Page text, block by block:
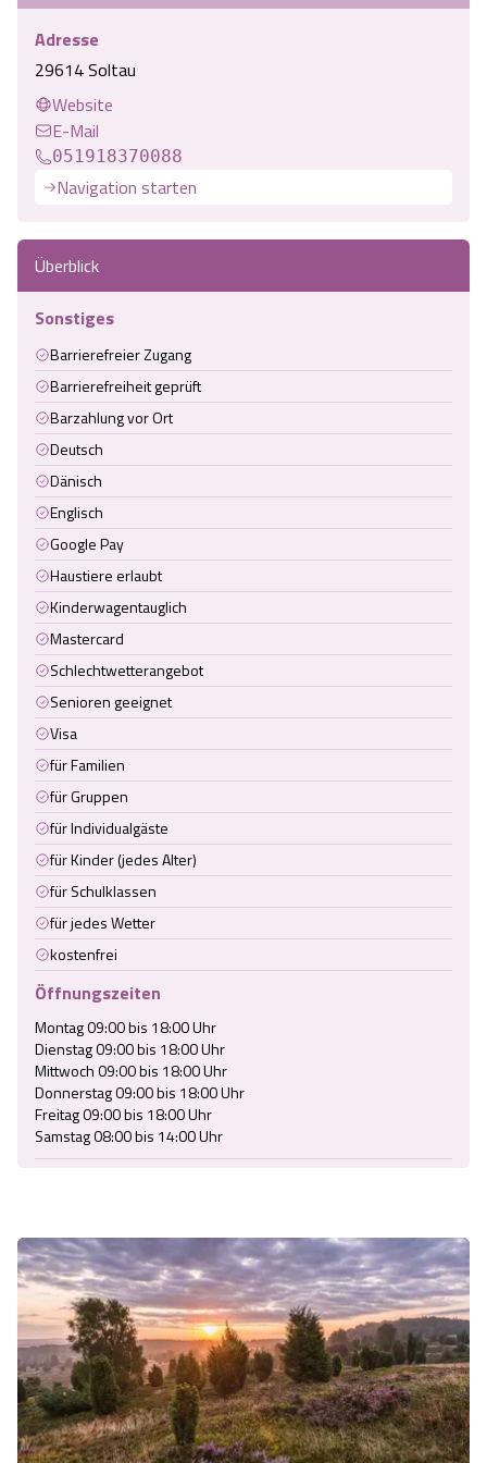
Adresse
29614 Soltau
Website
E-Mail
051918370088
Navigation starten
Überblick
Sonstiges
Barrierefreier Zugang
Barrierefreiheit geprüft
Barzahlung vor Ort
Deutsch
Dänisch
Englisch
Google Pay
Haustiere erlaubt
Kinderwagentauglich
Mastercard
Schlechtwetterangebot
Senioren geeignet
Visa
für Familien
für Gruppen
für Individualgäste
für Kinder (jedes Alter)
für Schulklassen
für jedes Wetter
kostenfrei
Öffnungszeiten
Montag 09:00 bis 18:00 Uhr
Dienstag 09:00 bis 18:00 Uhr
Mittwoch 09:00 bis 18:00 Uhr
Donnerstag 09:00 bis 18:00 Uhr
Freitag 09:00 bis 18:00 Uhr
Samstag 08:00 bis 14:00 Uhr